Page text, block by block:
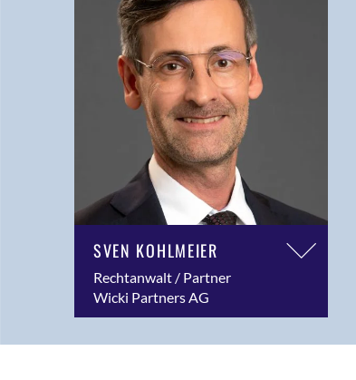
SVEN KOHLMEIER
Rechtanwalt / Partner
Wicki Partners AG